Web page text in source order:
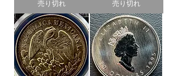
売り切れ 売り切れ